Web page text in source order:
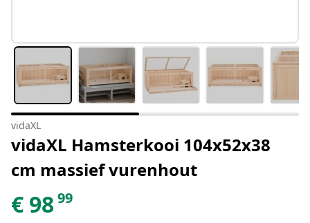
vidaXL
vidaXL Hamsterkooi 104x52x38
cm massief vurenhout
€ 9899